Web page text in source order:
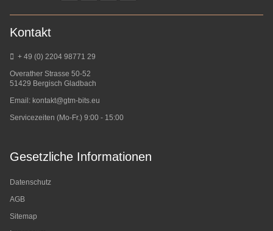
Kontakt
+ 49 (0) 2204 98771 29
Overather Strasse 50-52
51429 Bergisch Gladbach
Email: kontakt@gtm-bits.eu
Servicezeiten (Mo-Fr.) 9:00 - 15:00
Gesetzliche Informationen
Datenschutz
AGB
Sitemap